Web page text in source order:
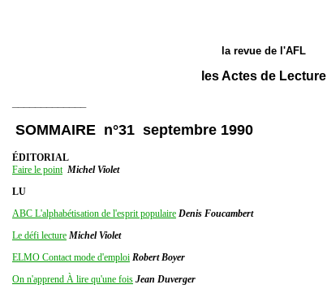
la revue de l'AFL
les Actes de Lecture
SOMMAIRE n°31 septembre 1990
ÉDITORIAL
Faire le point Michel Violet
LU
ABC L'alphabétisation de l'esprit populaire Denis Foucambert
Le défi lecture Michel Violet
ELMO Contact mode d'emploi Robert Boyer
On n'apprend À lire qu'une fois Jean Duverger